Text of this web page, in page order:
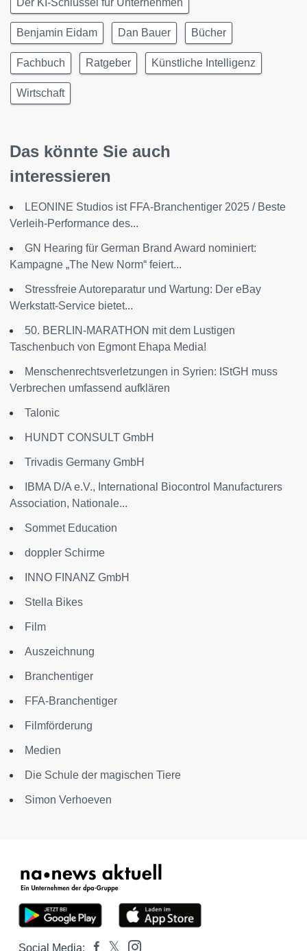
Der KI-Schlüssel für Unternehmen
Benjamin Eidam Dan Bauer Bücher
Fachbuch Ratgeber Künstliche Intelligenz
Wirtschaft
Das könnte Sie auch
interessieren
LEONINE Studios ist FFA-Branchentiger 2025 / Beste
Verleih-Performance des...
GN Hearing für German Brand Award nominiert:
Kampagne „The New Norm“ feiert...
Stressfreie Autoreparatur und Wartung: Der eBay
Werkstatt-Service bietet...
50. BERLIN-MARATHON mit dem Lustigen
Taschenbuch von Egmont Ehapa Media!
Menschenrechtsverletzungen in Syrien: IStGH muss
Verbrechen umfassend aufklären
Talonic
HUNDT CONSULT GmbH
Trivadis Germany GmbH
IBMA D/A e.V., International Biocontrol Manufacturers
Association, Nationale...
Sommet Education
doppler Schirme
INNO FINANZ GmbH
Stella Bikes
Film
Auszeichnung
Branchentiger
FFA-Branchentiger
Filmförderung
Medien
Die Schule der magischen Tiere
Simon Verhoeven
Social Media: